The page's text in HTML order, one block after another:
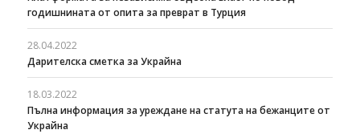
годишнината от опита за преврат в Турция
28.04.2022
Дарителска сметка за Украйна
18.03.2022
Пълна информация за уреждане на статута на бежанците от
Украйна